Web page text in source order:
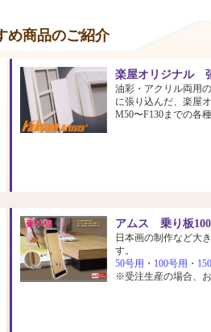
め商品のご紹介
楽屋オリジナル
油彩・アクリル両用
に張り込んだ、楽屋
M50〜F130までの各
アムス 乗り板
日本画の制作など大
す。
50号用 ・ 100号用 ・
※受注生産の場合、